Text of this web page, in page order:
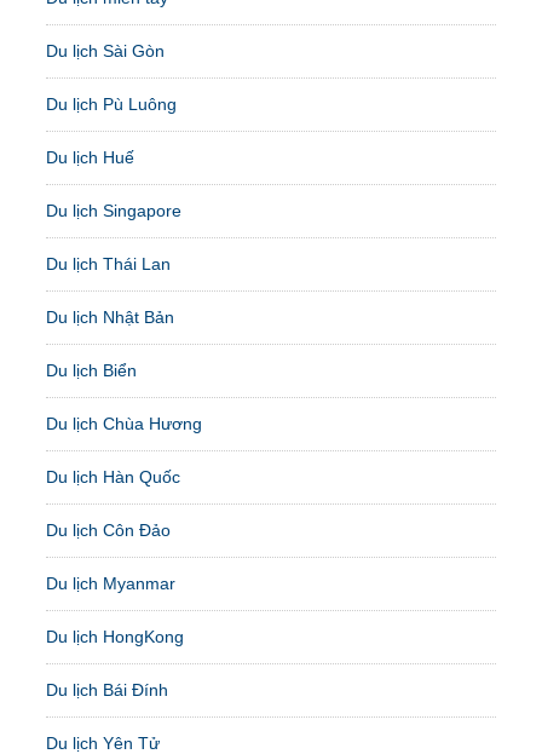
Du lịch Sài Gòn
Du lịch Pù Luông
Du lịch Huế
Du lịch Singapore
Du lịch Thái Lan
Du lịch Nhật Bản
Du lịch Biển
Du lịch Chùa Hương
Du lịch Hàn Quốc
Du lịch Côn Đảo
Du lịch Myanmar
Du lịch HongKong
Du lịch Bái Đính
Du lịch Yên Tử